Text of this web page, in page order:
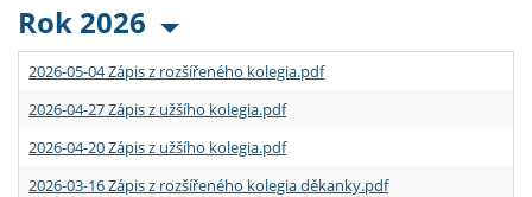
Rok 2026
2026-05-04 Zápis z rozšířeného kolegia.pdf
2026-04-27 Zápis z užšího kolegia.pdf
2026-04-20 Zápis z užšího kolegia.pdf
2026-03-16 Zápis z rozšířeného kolegia děkanky.pdf